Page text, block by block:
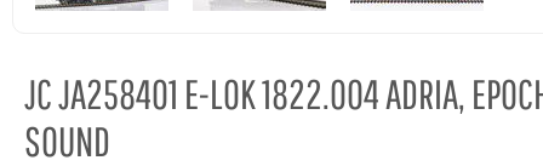
JC JA258401 E-LOK 1822.004 ADRIA,
SOUND